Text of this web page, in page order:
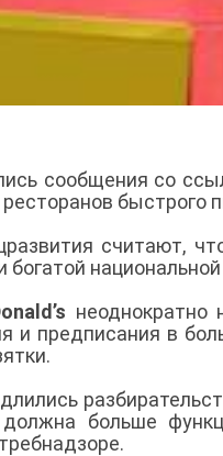
сообщения со
быстрого
считают,
богатой национальной
неоднократно
и предписания в
больше